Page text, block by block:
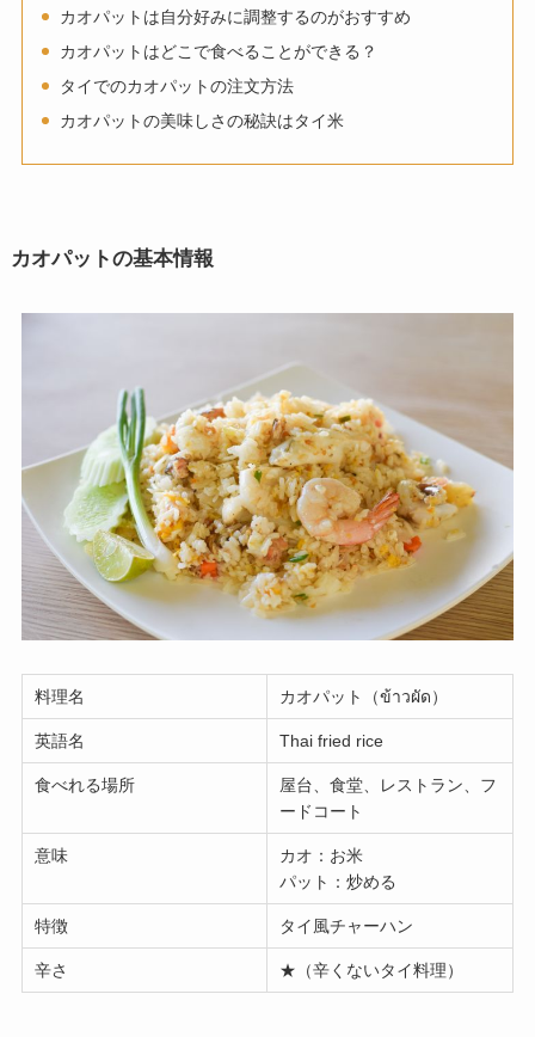
カオパットは自分好みに調整するのがおすすめ
カオパットはどこで食べることができる？
タイでのカオパットの注文方法
カオパットの美味しさの秘訣はタイ米
カオパットの基本情報
料理名 カオパット（ข้าวผัด）
英語名 Thai fried rice
食べれる場所
屋台、食堂、レストラン、フ
ードコート
意味
カオ：お米
パット：炒める
特徴 タイ風チャーハン
辛さ ★（辛くないタイ料理）